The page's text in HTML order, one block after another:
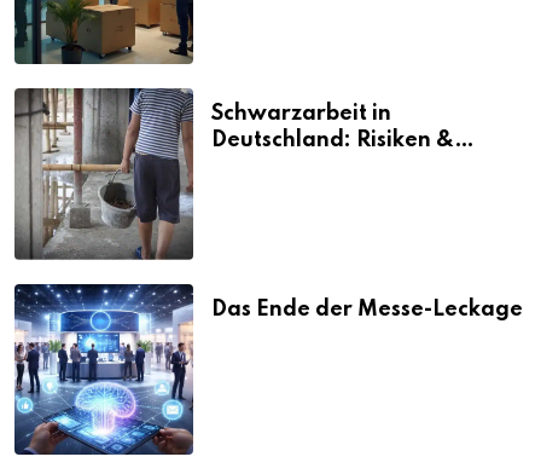
Schwarzarbeit in
Deutschland: Risiken &
Das Ende der Messe-Leckage